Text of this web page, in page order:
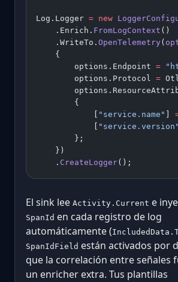
Log.Logger = new
    .Enrich.
FromLogContext ()
    .WriteTo.
OpenTelemetry(
    {
        options.Endpoint
=
        options.Protocol
=
        {
"service.name"
"service.version"
        };
    })
    .
CreateLogger();
El sink lee Activity.Current e
SpanId en cada registro de log
automáticamente (
SpanIdField están activados por
que la correlación entre señales
un enricher extra. Tus plantillas